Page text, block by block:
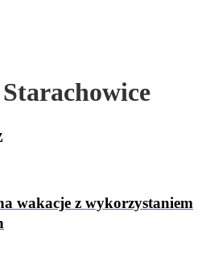
wakacje z wykorzystaniem